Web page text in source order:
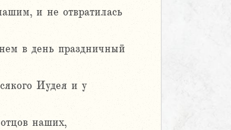
и не отвратилась
в день праздничный
Иудея и у
наших,